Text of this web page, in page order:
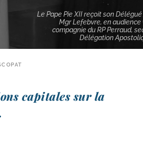
Le Pape Pie XII reçoit son
Mgr Lefebvre, en audience
compagnie du RP Perraud,
Délégation
capi­tales sur la